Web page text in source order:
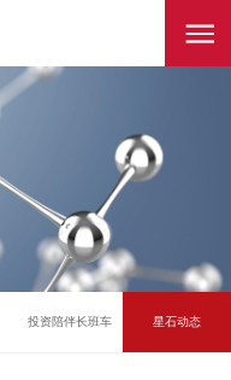
投资陪伴长班车 星石动态